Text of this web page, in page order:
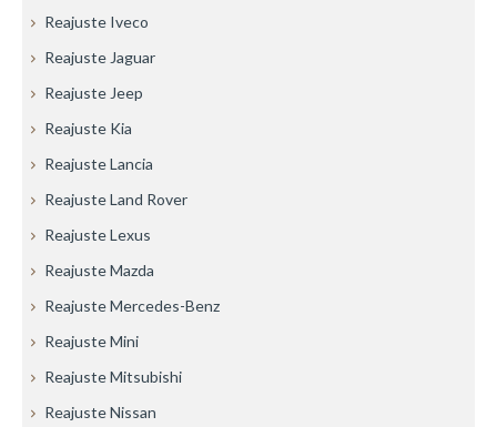
Reajuste Iveco
Reajuste Jaguar
Reajuste Jeep
Reajuste Kia
Reajuste Lancia
Reajuste Land Rover
Reajuste Lexus
Reajuste Mazda
Reajuste Mercedes-Benz
Reajuste Mini
Reajuste Mitsubishi
Reajuste Nissan